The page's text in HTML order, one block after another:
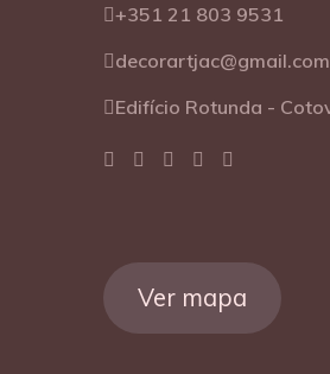
+351 21 803 9531
decorartjac@gmail.com
Edifício Rotunda -
Ver mapa